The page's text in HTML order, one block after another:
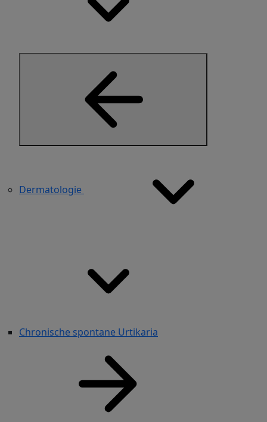
Dermatologie
Chronische spontane Urtikaria